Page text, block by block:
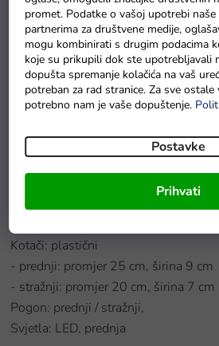
promet. Podatke o vašoj upotrebi
partnerima za društvene medije,
mogu kombinirati s drugim podacima
koje su prikupili dok ste upotrebljavali
dopušta spremanje kolačića na vaš
potreban za rad stranice. Za sve ostale
potrebno nam je vaše dopuštenje.
Postavke
Prihvati
djeci u razvoju vozačkih vještina i
dodatak za šetnje s obitelji ili za
voziti naprijed i natrag.Dječji motor
3 km/h.Dječji motor Chopperima
efekte.Motorje prikladan za djecu od
Motor: RS-380 / 6V, 14000RPM
Kotači: plastični
- prednji: promjer 25 cm, širina 9 cm
- stražnji: promjer 20 cm, širina 7 cm
Pogon: prednji / stražnji,
Svjetla: LED, prednja